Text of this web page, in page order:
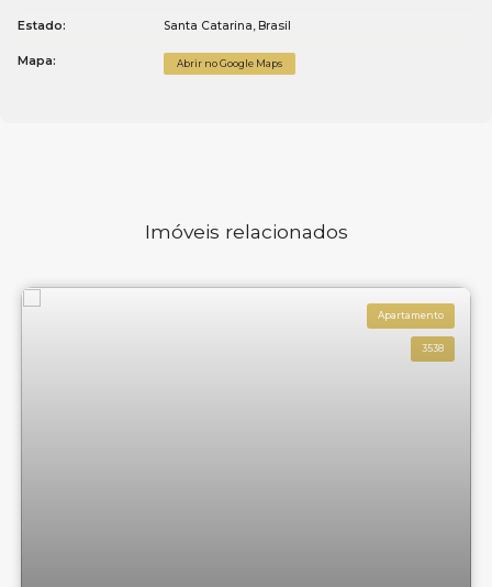
Estado: Santa Catarina, Brasil
Mapa: Abrir no Google Maps
Imóveis relacionados
Apartamento
3538